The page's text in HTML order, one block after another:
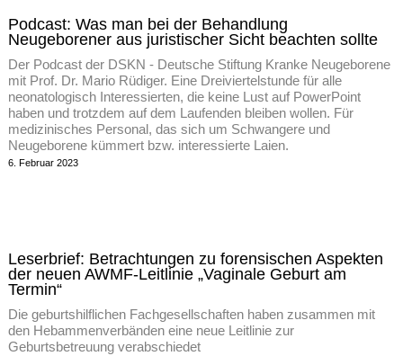
Podcast: Was man bei der Behandlung
Neugeborener aus juristischer Sicht beachten sollte
Der Podcast der DSKN - Deutsche Stiftung Kranke Neugeborene
mit Prof. Dr. Mario Rüdiger. Eine Dreiviertelstunde für alle
neonatologisch Interessierten, die keine Lust auf PowerPoint
haben und trotzdem auf dem Laufenden bleiben wollen. Für
medizinisches Personal, das sich um Schwangere und
Neugeborene kümmert bzw. interessierte Laien.
6. Februar 2023
Leserbrief: Betrachtungen zu forensischen Aspekten
der neuen AWMF-Leitlinie „Vaginale Geburt am
Termin“
Die geburtshilflichen Fachgesellschaften haben zusammen mit
den Hebammenverbänden eine neue Leitlinie zur
Geburtsbetreuung verabschiedet